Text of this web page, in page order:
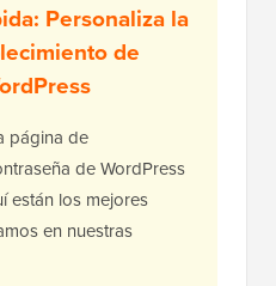
Personaliza la
de
página de
de WordPress
están los mejores
en nuestras